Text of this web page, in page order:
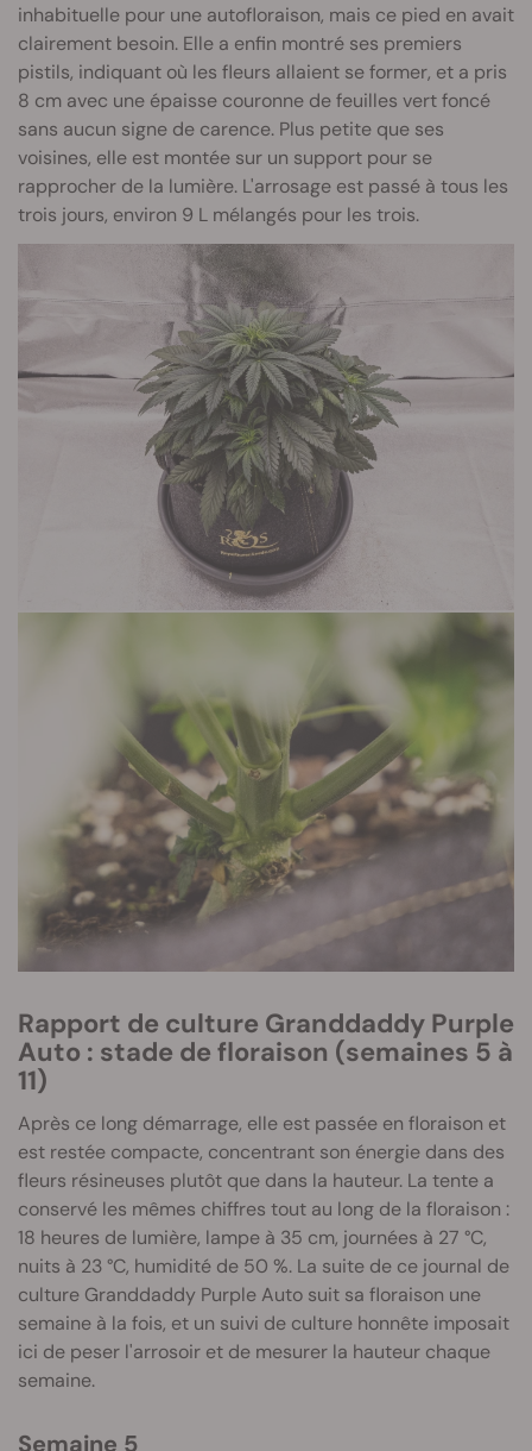
inhabituelle pour une autofloraison, mais ce pied en avait
clairement besoin. Elle a enfin montré ses premiers
pistils, indiquant où les fleurs allaient se former, et a pris
8 cm avec une épaisse couronne de feuilles vert foncé
sans aucun signe de carence. Plus petite que ses
voisines, elle est montée sur un support pour se
rapprocher de la lumière. L'arrosage est passé à tous les
trois jours, environ 9 L mélangés pour les trois.
Rapport de culture Granddaddy Purple
Auto : stade de floraison (semaines 5 à
11)
Après ce long démarrage, elle est passée en floraison et
est restée compacte, concentrant son énergie dans des
fleurs résineuses plutôt que dans la hauteur. La tente a
conservé les mêmes chiffres tout au long de la floraison :
18 heures de lumière, lampe à 35 cm, journées à 27 °C,
nuits à 23 °C, humidité de 50 %. La suite de ce journal de
culture Granddaddy Purple Auto suit sa floraison une
semaine à la fois, et un suivi de culture honnête imposait
ici de peser l'arrosoir et de mesurer la hauteur chaque
semaine.
Semaine 5